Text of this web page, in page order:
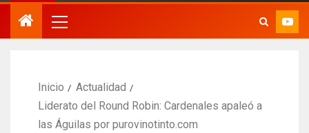
Inicio
Actualidad
Liderato del Round Robin: Cardenales apaleó a
las Águilas por purovinotinto.com